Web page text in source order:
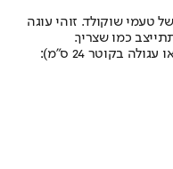
טעמי שוקולד. זוהי עוגה
כמו שצריך.
בקוטר 24 ס"מ):